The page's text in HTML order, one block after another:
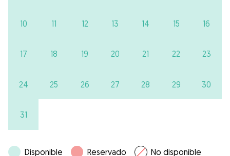
10 11 12 13 14 15 16
17 18 19 20 21 22 23
24 25 26 27 28 29 30
31
Disponible Reservado No disponible